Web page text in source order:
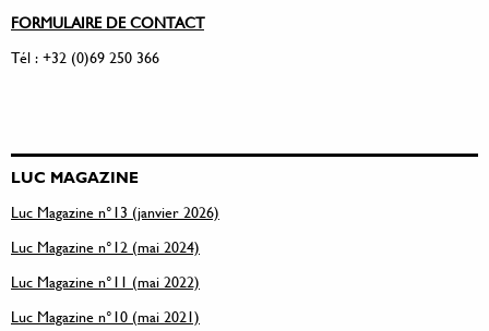
FORMULAIRE DE CONTACT
Tél : +32 (0)69 250 366
LUC MAGAZINE
Luc Magazine n°13 (janvier 2026)
Luc Magazine n°12 (mai 2024)
Luc Magazine n°11 (mai 2022)
Luc Magazine n°10 (mai 2021)